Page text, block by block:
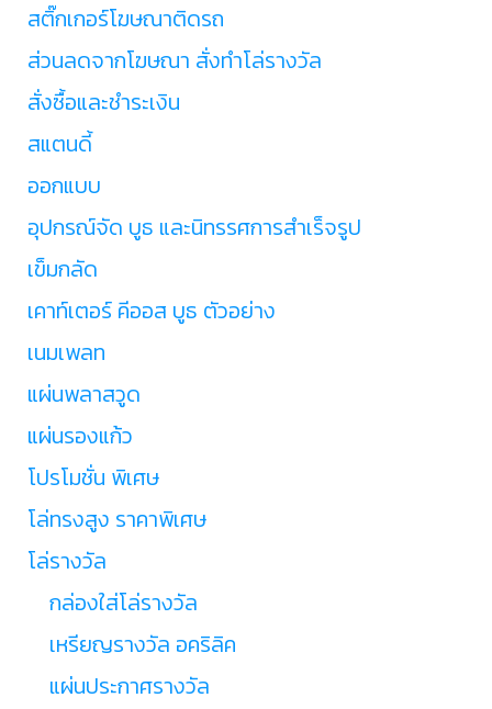
สติ๊กเกอร์โฆษณาติดรถ
ส่วนลดจากโฆษณา สั่งทำโล่รางวัล
สั่งซื้อและชำระเงิน
สแตนดี้
ออกแบบ
อุปกรณ์จัด บูธ และนิทรรศการสำเร็จรูป
เข็มกลัด
เคาท์เตอร์ คีออส บูธ ตัวอย่าง
เนมเพลท
แผ่นพลาสวูด
แผ่นรองแก้ว
โปรโมชั่น พิเศษ
โล่ทรงสูง ราคาพิเศษ
โล่รางวัล
กล่องใส่โล่รางวัล
เหรียญรางวัล อคริลิค
แผ่นประกาศรางวัล